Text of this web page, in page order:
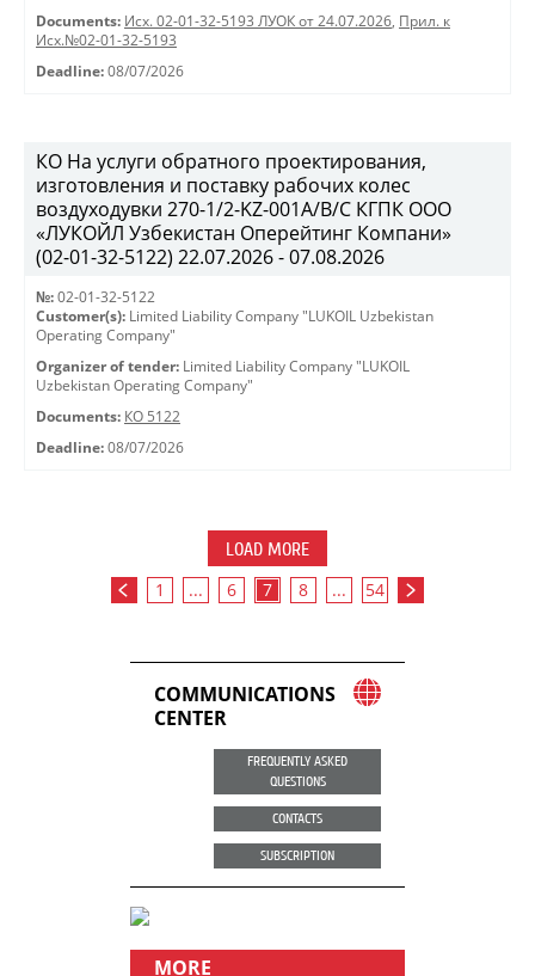
Documents: Исх. 02-01-32-5193 ЛУОК от 24.07.2026, Прил. к
Исх.№02-01-32-5193
Deadline: 08/07/2026
КО На услуги обратного проектирования,
изготовления и поставку рабочих колес
воздуходувки 270-1/2-KZ-001A/B/C КГПК OOO
«ЛУКОЙЛ Узбекистан Оперейтинг Компани»
(02-01-32-5122) 22.07.2026 - 07.08.2026
№: 02-01-32-5122
Customer(s): Limited Liability Company "LUKOIL Uzbekistan
Operating Company"
Organizer of tender: Limited Liability Company "LUKOIL
Uzbekistan Operating Company"
Documents: КО 5122
Deadline: 08/07/2026
LOAD MORE
1 ... 6 7 8 ... 54
COMMUNICATIONS
CENTER
FREQUENTLY ASKED
QUESTIONS
CONTACTS
SUBSCRIPTION
MORE